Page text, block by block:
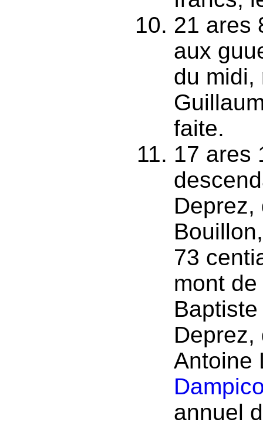
21 ares
aux
du midi,
faite.
17 ares
Deprez,
73
mont
Deprez,
Antoine
annuel